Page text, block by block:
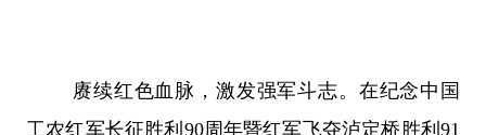
赓续红色血脉，激发强军斗志。在纪念中国
工农红军长征胜利90周年暨红军飞夺泸定桥胜利91